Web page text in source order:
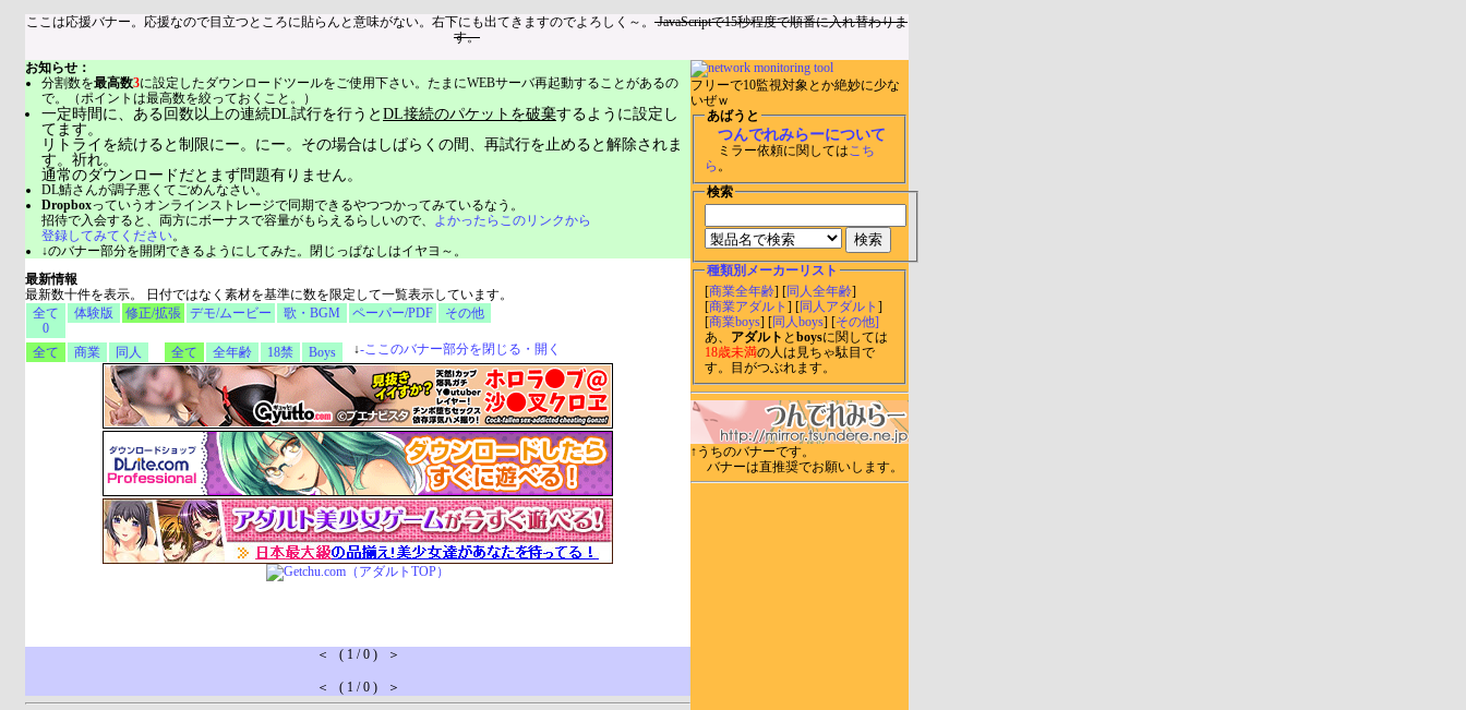
ここは応援バナー。応援なので目立つところに貼らんと意味がない。右下にも出てきますのでよろしく～。 JavaScriptで15秒程度で順番に入れ替わりま
す。
フリーで10監視対象とか絶妙に少な
いぜｗ
あばうと
つんでれみらーについて
ミラー依頼に関してはこち
ら 。
検索
種類別メーカーリスト
[商業全年齢 ] [同人全年齢]
[商業アダルト ] [同人アダルト ]
[商業boys] [同人boys ] [その他]
あ、 アダルト とboysに関しては
18歳未満の人は見ちゃ駄目で
す。目がつぶれます。
↑うちのバナーです。
バナーは直推奨でお願いします。
お知らせ：
分割数を最高数3に設定したダウンロードツールをご使用下さい。たまにWEBサーバ再起動することがあるの
で。（ポイントは最高数を絞っておくこと。）
一定時間に、ある回数以上の連続DL試行を行うとDL接続のパケットを破棄するように設定し
てます。
リトライを続けると制限にー。にー。その場合はしばらくの間、再試行を止めると解除されま
す。祈れ。
通常のダウンロードだとまず問題有りません。
DL鯖さんが調子悪くてごめんなさい。
Dropboxっていうオンラインストレージで同期できるやつつかってみているなう。
招待で入会すると、両方にボーナスで容量がもらえるらしいので、 よかったらこのリンクから
登録してみてください。
↓のバナー部分を開閉できるようにしてみた。閉じっぱなしはイヤヨ～。
最新情報
最新数十件を表示。 日付ではなく素材を基準に数を限定して一覧表示しています。
全て
0
体験版 修正/拡張 デモ/ムービー 歌・BGM ペーパー/PDF その他
全て 商業 同人 全て 全年齢 18禁 Boys ↓-ここのバナー部分を閉じる・開く
＜ ( 1 / 0 ) ＞
＜ ( 1 / 0 ) ＞